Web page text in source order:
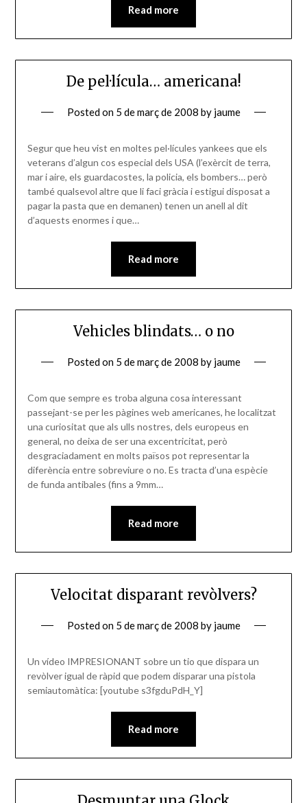
Read more
De pel·lícula… americana!
Posted on 5 de març de 2008 by jaume
Segur que heu vist en moltes pel·lícules yankees que els
veterans d’algun cos especial dels USA (l’exèrcit de terra,
mar i aire, els guardacostes, la policia, els bombers… però
també qualsevol altre que li faci gràcia i estigui disposat a
pagar la pasta que en demanen) tenen un anell al dit
d’aquests enormes i que…
Read more
Vehicles blindats… o no
Posted on 5 de març de 2008 by jaume
Com que sempre es troba alguna cosa interessant
passejant-se per les pàgines web americanes, he localitzat
una curiositat que als ulls nostres, dels europeus en
general, no deixa de ser una excentricitat, però
desgraciadament en molts països pot representar la
diferència entre sobreviure o no. Es tracta d’una espècie
de funda antibales (fins a 9mm…
Read more
Velocitat disparant revòlvers?
Posted on 5 de març de 2008 by jaume
Un vídeo IMPRESIONANT sobre un tio que dispara un
revòlver igual de ràpid que podem disparar una pistola
semiautomàtica: [youtube s3fgduPdH_Y]
Read more